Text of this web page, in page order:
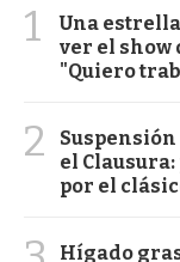
1
Una
ver el show
"Quiero
2
el
por el
Hígado